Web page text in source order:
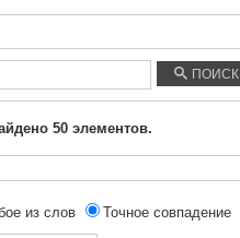
ПОИСК
50 элементов.
из слов Точное совпадение